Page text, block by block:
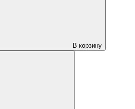
В корзину